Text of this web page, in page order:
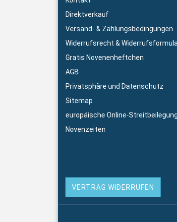
Direktverkauf
Versand- & Zahlungsbedingungen
Widerrufsrecht &
Gratis Novenenheftchen
AGB
Privatsphäre und Datenschutz
Sitemap
europäische Online-
Novenzeiten
VERTRAG WIDERRUFEN